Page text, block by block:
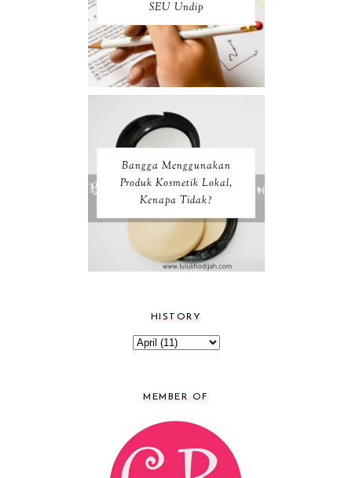
SEU Undip
Bangga Menggunakan
Produk Kosmetik Lokal,
Kenapa Tidak?
HISTORY
MEMBER OF